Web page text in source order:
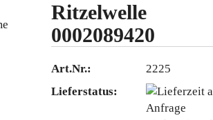
erstellen
Passwort vergessen?
Ritzelwelle
0002089420
Art.Nr.:
2225
Lieferstatus: